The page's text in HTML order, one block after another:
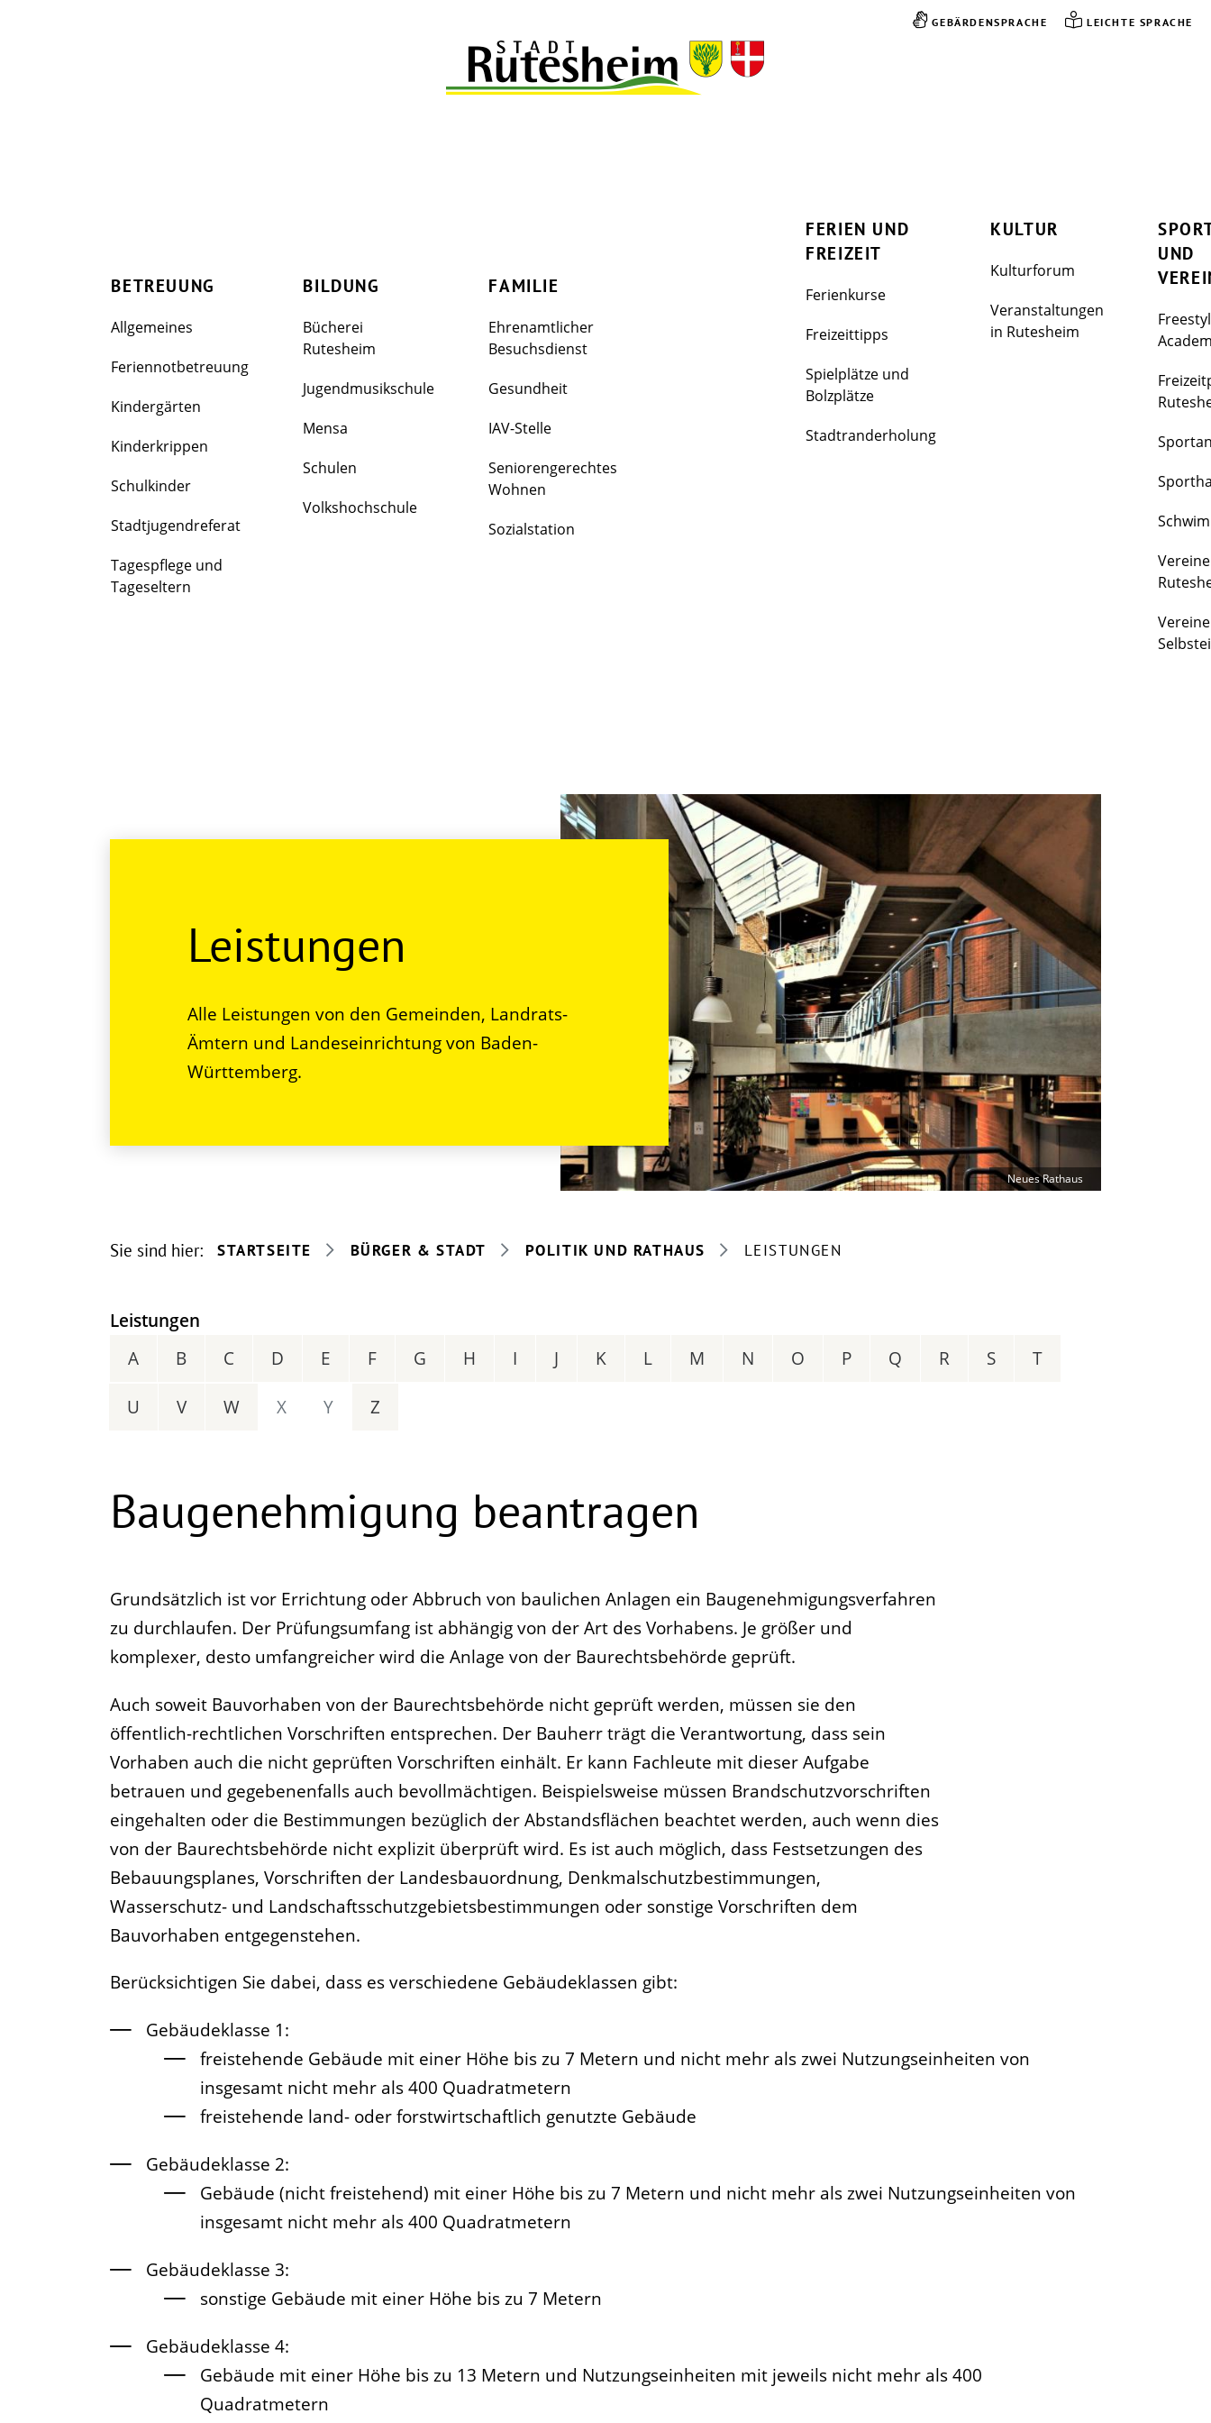
GEBÄRDENSPRACHE LEICHTE SPRACHE
FAMILIE
BILDUNG
BETREUUNG
Allgemeines
Feriennotbetreuung
Kindergärten
Kinderkrippen
Schulkinder
Stadtjugendreferat
Tagespflege und
Tageseltern
BILDUNG
Bücherei
Rutesheim
Jugendmusikschule
Mensa
Schulen
Volkshochschule
FAMILIE
Ehrenamtlicher
Besuchsdienst
Gesundheit
IAV-Stelle
Seniorengerechtes
Wohnen
Sozialstation
FERIEN UND
FREIZEIT
Ferienkurse
Freizeittipps
Spielplätze und
Bolzplätze
Stadtranderholung
KULTUR
Kulturforum
Veranstaltungen
in Rutesheim
UND
Vereine
Leistungen
Alle Leistungen von den Gemeinden, Landrats-
Ämtern und Landeseinrichtung von Baden-
Württemberg.
Neues Rathaus
Sie sind hier: STARTSEITE BÜRGER & STADT POLITIK UND RATHAUS LEISTUNGEN
Leistungen
A
B C D E F G H I J K L M N O P Q R S T
U V W X Y Z
Baugenehmigung beantragen
Grundsätzlich ist vor Errichtung oder Abbruch von baulichen Anlagen ein Baugenehmigungsverfahren
zu durchlaufen. Der Prüfungsumfang ist abhängig von der Art des Vorhabens. Je größer und
komplexer, desto umfangreicher wird die Anlage von der Baurechtsbehörde geprüft.
Auch soweit Bauvorhaben von der Baurechtsbehörde nicht geprüft werden, müssen sie den
öffentlich-rechtlichen Vorschriften entsprechen. Der Bauherr trägt die Verantwortung, dass sein
Vorhaben auch die nicht geprüften Vorschriften einhält. Er kann Fachleute mit dieser Aufgabe
betrauen und gegebenenfalls auch bevollmächtigen. Beispielsweise müssen Brandschutzvorschriften
eingehalten oder die Bestimmungen bezüglich der Abstandsflächen beachtet werden, auch wenn dies
von der Baurechtsbehörde nicht explizit überprüft wird. Es ist auch möglich, dass Festsetzungen des
Bebauungsplanes, Vorschriften der Landesbauordnung, Denkmalschutzbestimmungen,
Wasserschutz- und Landschaftsschutzgebietsbestimmungen oder sonstige Vorschriften dem
Bauvorhaben entgegenstehen.
Berücksichtigen Sie dabei, dass es verschiedene Gebäudeklassen gibt:
Gebäudeklasse 1:
freistehende Gebäude mit einer Höhe bis zu 7 Metern und nicht mehr als zwei Nutzungseinheiten von
insgesamt nicht mehr als 400 Quadratmetern
freistehende land- oder forstwirtschaftlich genutzte Gebäude
Gebäudeklasse 2:
Gebäude (nicht freistehend) mit einer Höhe bis zu 7 Metern und nicht mehr als zwei Nutzungseinheiten von
insgesamt nicht mehr als 400 Quadratmetern
Gebäudeklasse 3:
sonstige Gebäude mit einer Höhe bis zu 7 Metern
Gebäudeklasse 4:
Gebäude mit einer Höhe bis zu 13 Metern und Nutzungseinheiten mit jeweils nicht mehr als 400
Quadratmetern